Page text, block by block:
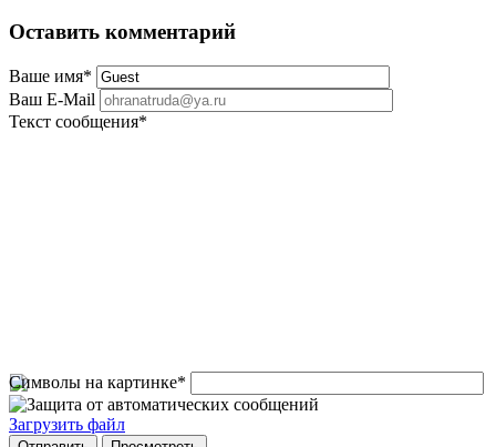
Оставить комментарий
Ваше имя*
Ваш E-Mail
Текст сообщения*
Символы на картинке*
Загрузить файл